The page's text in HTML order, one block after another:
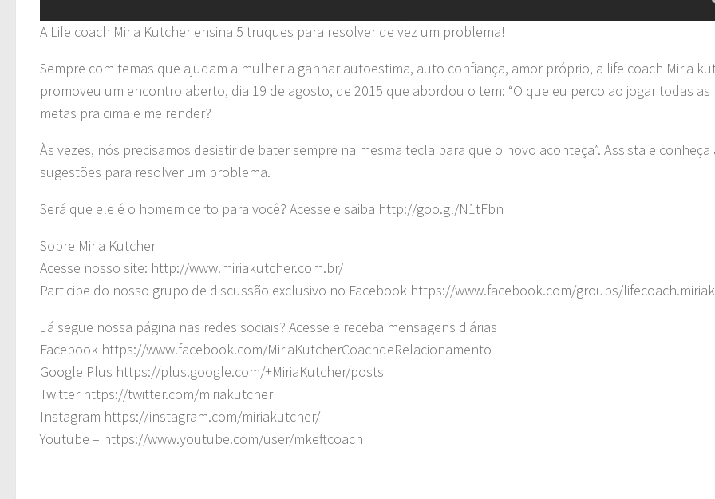
A Life coach Miria Kutcher ensina 5 truques para resolver de vez um problema!
Sempre com temas que ajudam a mulher a ganhar autoestima, auto confiança, amor próprio, a life coach Miria
promoveu um encontro aberto, dia 19 de agosto, de 2015 que abordou o tem: “O que eu perco ao jogar todas as
metas pra cima e me render?
Às vezes, nós precisamos desistir de bater sempre na mesma tecla para que o novo aconteça”. Assista e conheça
sugestões para resolver um problema.
Será que ele é o homem certo para você? Acesse e saiba http://goo.gl/N1tFbn
Sobre Miria Kutcher
Acesse nosso site: http://www.miriakutcher.com.br/
Participe do nosso grupo de discussão exclusivo no Facebook https://www.facebook.com/groups/
Já segue nossa página nas redes sociais? Acesse e receba mensagens diárias
Facebook https://www.facebook.com/MiriaKutcherCoachdeRelacionamento
Google Plus https://plus.google.com/+MiriaKutcher/posts
Twitter https://twitter.com/miriakutcher
Instagram https://instagram.com/miriakutcher/
Youtube – https://www.youtube.com/user/mkeftcoach